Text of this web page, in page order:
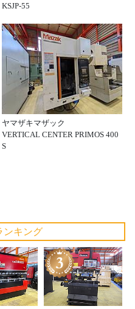
KSJP-55
ヤマザキマザック
VERTICAL CENTER PRIMOS 400
S
ンキング